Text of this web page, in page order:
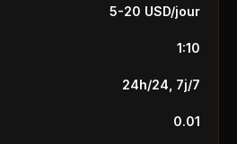
5-20 USD/jour
1:10
24h/24, 7j/7
0.01